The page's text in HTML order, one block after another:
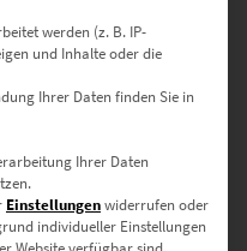
Speed of Light
werden (z. B. IP-
und Inhalte oder die
Ihrer Daten finden Sie in
Ihrer Daten
Einstellungenwiderrufen oder
individueller Einstellungen